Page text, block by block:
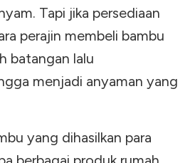
Tapi jika persediaan
perajin membeli bambu
batangan lalu
menjadi anyaman yang
yang dihasilkan para